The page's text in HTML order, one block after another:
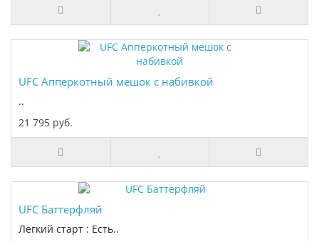
UFC Апперкотный мешок с набивкой
..
21 795 руб.
UFC Баттерфляй
Легкий старт : Есть..